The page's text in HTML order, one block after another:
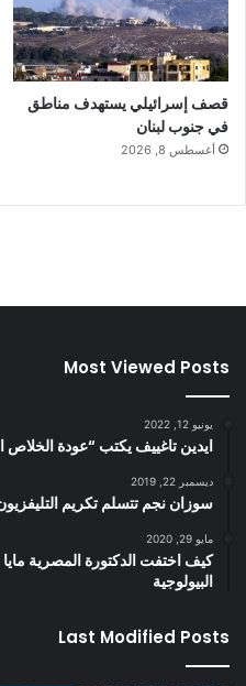
قصف إسرائيلي يستهدف مناطق
في جنوب لبنان
أغسطس 8, 2026
Most Viewed Posts
يونيو 12, 2022
ايدين تاغييف يكتب “عودة الخلاص
ديسمبر 22, 2019
سوزان نجم تتسلم تكريم
مايو 29, 2020
كيف اختفت الدكتورة المصرية
البيولوجية
Last Modified Posts